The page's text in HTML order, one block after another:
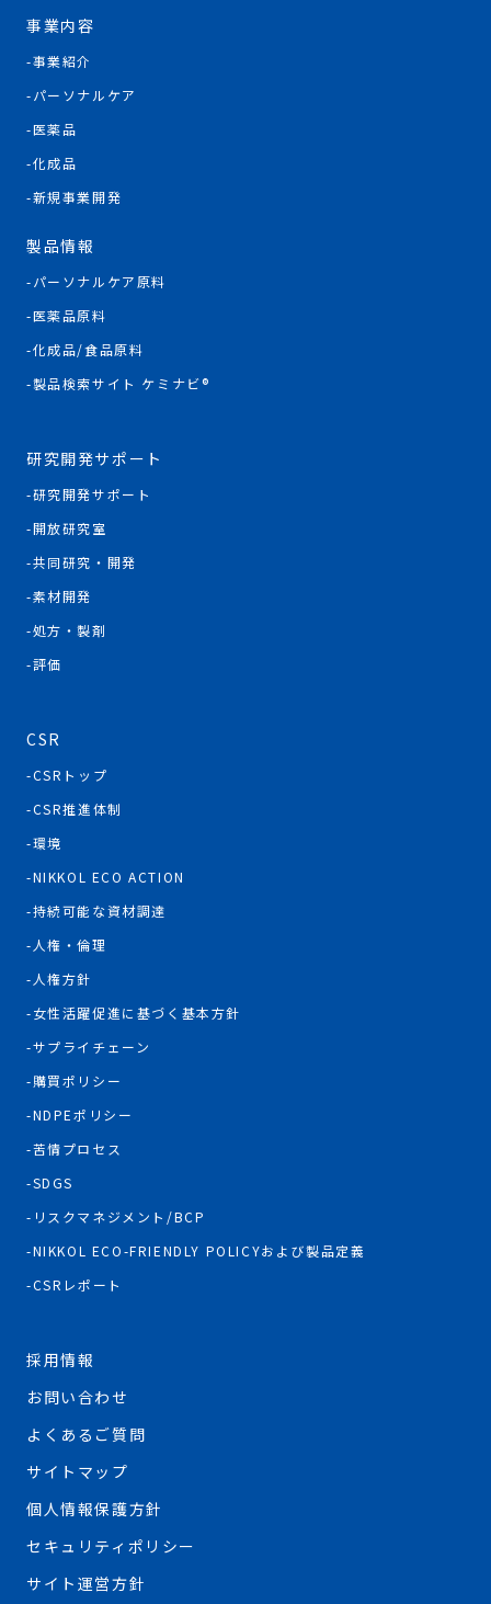
事業内容
事業紹介
パーソナルケア
医薬品
化成品
新規事業開発
製品情報
パーソナルケア原料
医薬品原料
化成品/食品原料
製品検索サイト ケミナビ®
研究開発サポート
研究開発サポート
開放研究室
共同研究・開発
素材開発
処方・製剤
評価
CSR
CSRトップ
CSR推進体制
環境
NIKKOL ECO ACTION
持続可能な資材調達
人権・倫理
人権方針
女性活躍促進に基づく基本方針
サプライチェーン
購買ポリシー
NDPEポリシー
苦情プロセス
SDGS
リスクマネジメント/BCP
NIKKOL ECO-FRIENDLY POLICYおよび製品定義
CSRレポート
採用情報
お問い合わせ
よくあるご質問
サイトマップ
個人情報保護方針
セキュリティポリシー
サイト運営方針